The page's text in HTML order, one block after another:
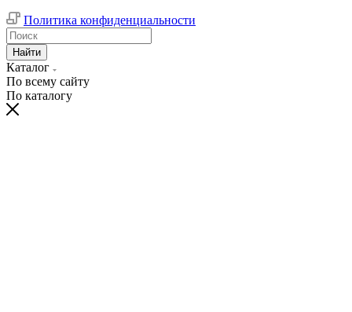
Политика конфиденциальности
Найти
Каталог
По всему сайту
По каталогу